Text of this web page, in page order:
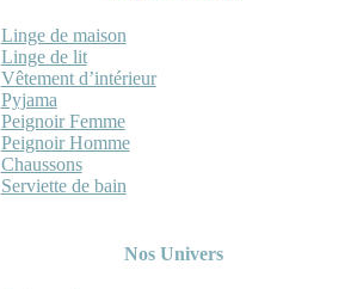
Linge de maison
Linge de lit
Vêtement d’intérieur
Pyjama
Peignoir Femme
Peignoir Homme
Chaussons
Serviette de bain
Nos Univers